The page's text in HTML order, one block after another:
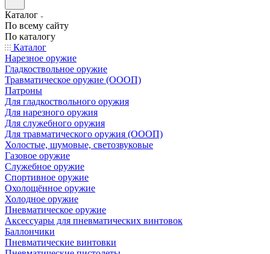
Каталог
По всему сайту
По каталогу
Каталог
Нарезное оружие
Гладкоствольное оружие
Травматическое оружие (ОООП)
Патроны
Для гладкоствольного оружия
Для нарезного оружия
Для служебного оружия
Для травматического оружия (ОООП)
Холостые, шумовые, светозвуковые
Газовое оружие
Служебное оружие
Спортивное оружие
Охолощённое оружие
Холодное оружие
Пневматическое оружие
Аксессуары для пневматических винтовок
Баллончики
Пневматические винтовки